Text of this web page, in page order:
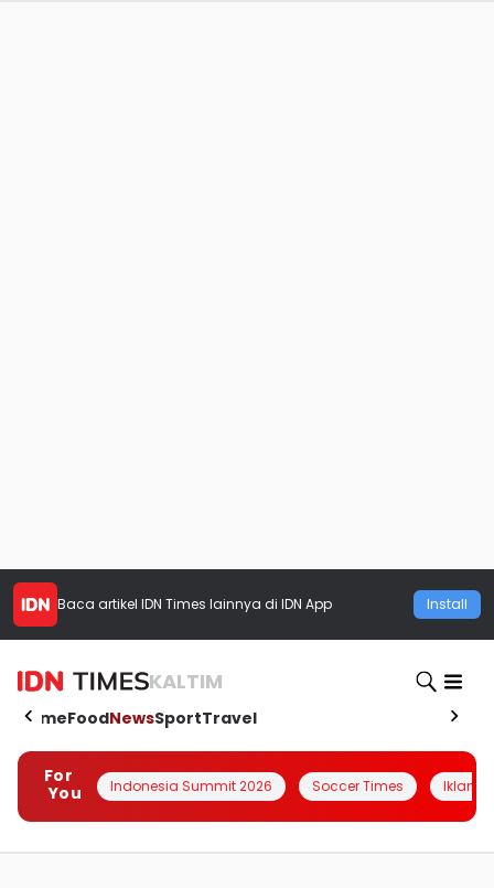
Baca artikel IDN Times lainnya di IDN App Install
KALTIM
HomeFoodNewsSportTravel
For
You
Indonesia Summit 2026 Soccer Times Iklanin